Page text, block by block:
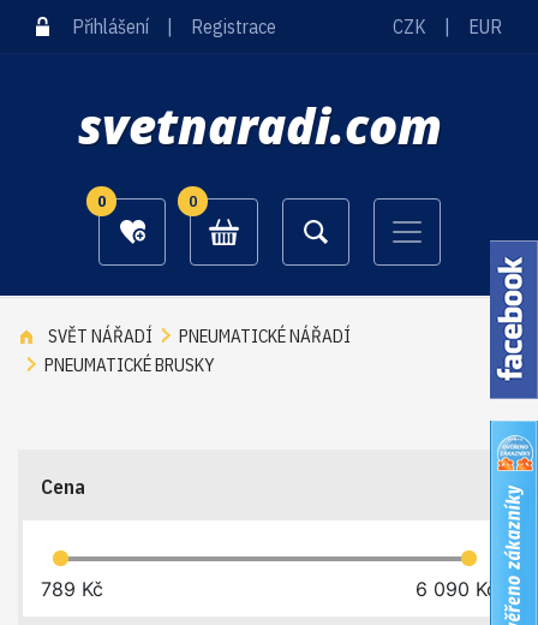
Přihlášení Registrace CZK EUR
svetnaradi.com
0 0
SVĚT NÁŘADÍ
PNEUMATICKÉ NÁŘADÍ
PNEUMATICKÉ BRUSKY
Cena
789 Kč 6 090 Kč